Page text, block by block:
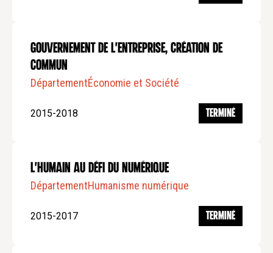
Gouvernement de l'entreprise, création de
commun
DépartementÉconomie et Société
2015-2018 TERMINÉ
L'humain au défi du numérique
DépartementHumanisme numérique
2015-2017 TERMINÉ